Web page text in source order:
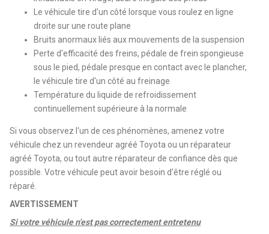
Le véhicule tire d'un côté lorsque vous roulez en ligne
droite sur une route plane
Bruits anormaux liés aux mouvements de la suspension
Perte d'efficacité des freins, pédale de frein spongieuse
sous le pied, pédale presque en contact avec le plancher,
le véhicule tire d'un côté au freinage
Température du liquide de refroidissement
continuellement supérieure à la normale
Si vous observez l'un de ces phénomènes, amenez votre
véhicule chez un revendeur agréé Toyota ou un réparateur
agréé Toyota, ou tout autre réparateur de confiance dès que
possible. Votre véhicule peut avoir besoin d'être réglé ou
réparé.
AVERTISSEMENT
Si votre véhicule n'est pas correctement entretenu